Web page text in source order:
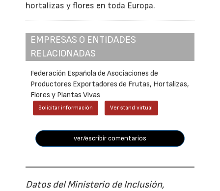
hortalizas y flores en toda Europa.
EMPRESAS O ENTIDADES
RELACIONADAS
Federación Española de Asociaciones de
Productores Exportadores de Frutas, Hortalizas,
Flores y Plantas Vivas
Solicitar información Ver stand virtual
ver/escribir comentarios
Datos del Ministerio de Inclusión,